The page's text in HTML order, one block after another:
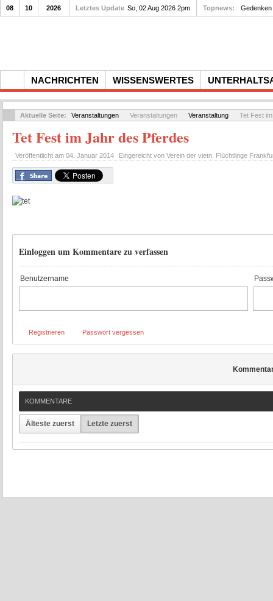
NACHRICHTEN WISSENSWERTES
08 10 2026 Letztes Update So, 02 Aug 2026 2pm Topnews: Gedenken
Aktuelle Seite: Veranstaltungen Veranstaltungen Veranstaltung Tet Fest
Tet Fest im Jahr des Pferdes
Veröffentlicht am 04. Januar 2014 Eingereicht von Verein der vietn. Flüchtlinge
Einloggen um Kommentare zu verfassen
Benutzername
Registrieren Passwort vergessen
KOMMENTARE
Älteste zuerst Letzte zuerst